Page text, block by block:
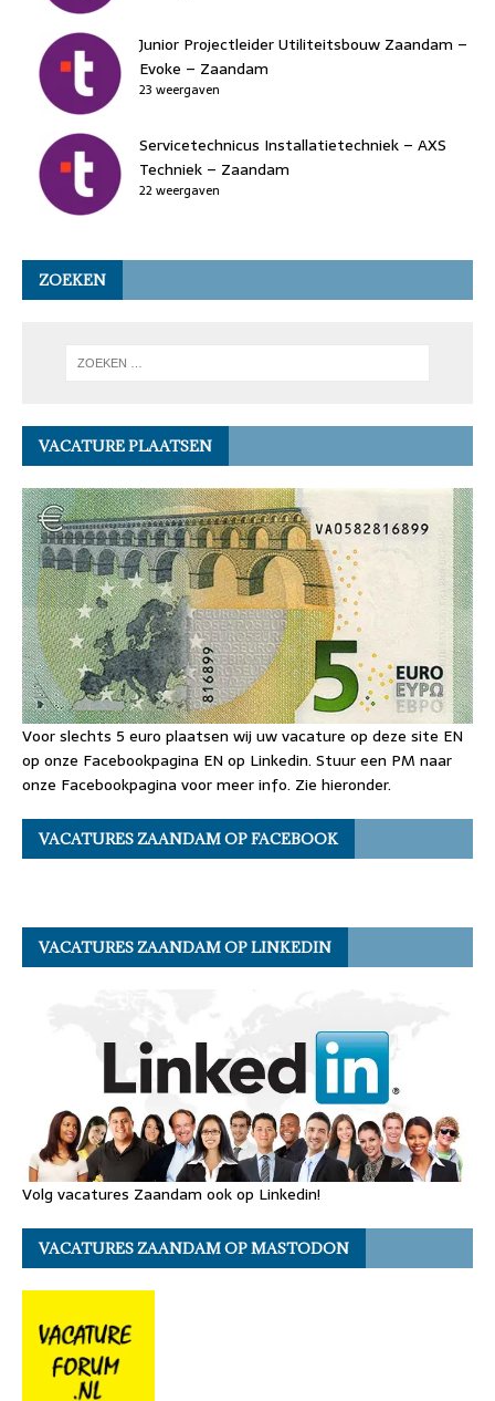
Junior Projectleider Utiliteitsbouw Zaandam –
Evoke – Zaandam
23 weergaven
Servicetechnicus Installatietechniek – AXS
Techniek – Zaandam
22 weergaven
ZOEKEN
VACATURE PLAATSEN
Voor slechts 5 euro plaatsen wij uw vacature op deze site EN
op onze Facebookpagina EN op Linkedin. Stuur een PM naar
onze Facebookpagina voor meer info. Zie hieronder.
VACATURES ZAANDAM OP FACEBOOK
VACATURES ZAANDAM OP LINKEDIN
Volg vacatures Zaandam ook op Linkedin!
VACATURES ZAANDAM OP MASTODON